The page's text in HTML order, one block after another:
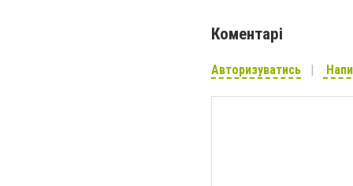
Коментарі
Авторизуватись